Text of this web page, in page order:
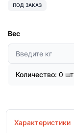
ПОД ЗАКАЗ
Вес
Количество: 0 шт
Характеристики